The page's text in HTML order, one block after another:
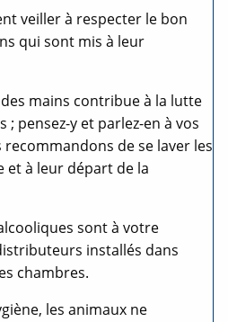
veiller à respecter le bon
qui sont mis à leur
des mains contribue à la lutte
; pensez-y et parlez-en à vos
de se laver les
et à leur départ de la
sont à votre
installés dans
chambres.
les animaux ne